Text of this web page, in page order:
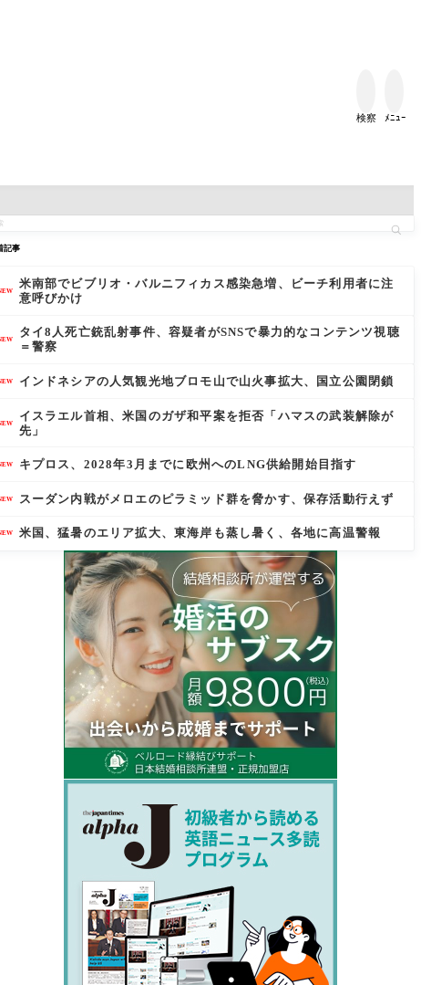
検察 ﾒﾆｭｰ
記事
米南部でビブリオ・バルニフィカス感染急増、ビーチ利用者に注
意呼びかけ
タイ8人死亡銃乱射事件、容疑者がSNSで暴力的なコンテンツ視聴
＝警察
インドネシアの人気観光地ブロモ山で山火事拡大、国立公園閉鎖
イスラエル首相、米国のガザ和平案を拒否「ハマスの武装解除が
先」
キプロス、2028年3月までに欧州へのLNG供給開始目指す
スーダン内戦がメロエのピラミッド群を脅かす、保存活動行えず
米国、猛暑のエリア拡大、東海岸も蒸し暑く、各地に高温警報